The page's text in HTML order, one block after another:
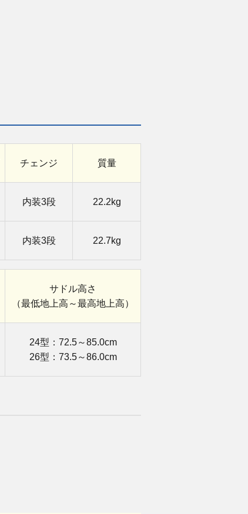
チェンジ 質量
内装3段 22.2kg
内装3段 22.7kg
サドル高さ
（最低地上高～最高地上高）
24型：72.5～85.0cm
26型：73.5～86.0cm